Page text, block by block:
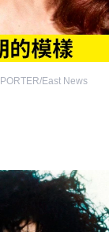
East News